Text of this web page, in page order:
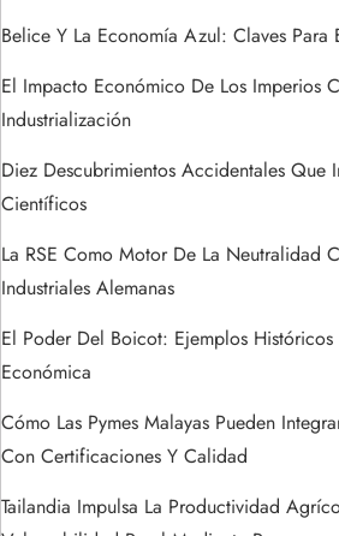
t
r
a
d
a
s
Belice Y La Economía Azul: Claves Para
El Impacto Económico De Los Imperios
Industrialización
Diez Descubrimientos Accidentales Que
Científicos
La RSE Como Motor De La Neutralidad
Industriales Alemanas
El Poder Del Boicot: Ejemplos
Económica
Cómo Las Pymes Malayas Pueden
Con Certificaciones Y Calidad
Tailandia Impulsa La Productividad